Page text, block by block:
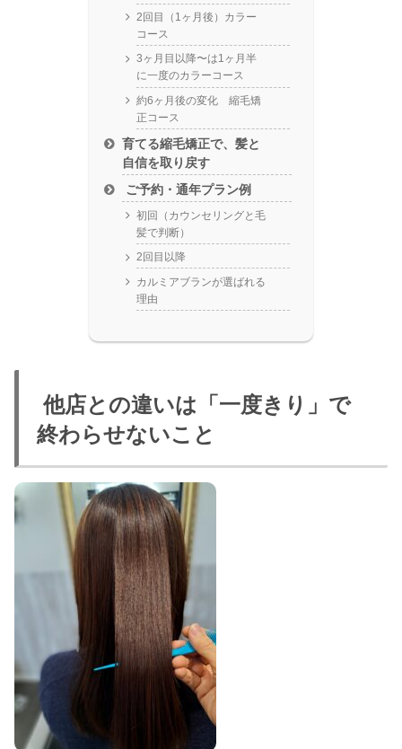
2回目（1ヶ月後）カラー
コース
3ヶ月目以降〜は1ヶ月半
に一度のカラーコース
約6ヶ月後の変化 縮毛矯
正コース
育てる縮毛矯正で、髪と
自信を取り戻す
ご予約・通年プラン例
初回（カウンセリングと毛
髪で判断）
2回目以降
カルミアブランが選ばれる
理由
他店との違いは「一度きり」で
終わらせないこと